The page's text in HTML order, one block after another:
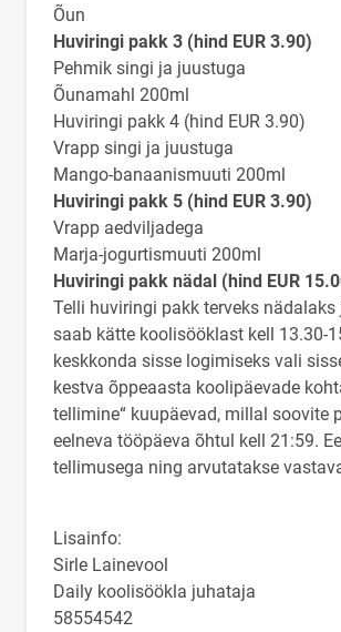
Õun
Huviringi pakk 3 (hind EUR 3.90)
Pehmik singi ja juustuga
Õunamahl 200ml
Huviringi pakk 4 (hind EUR 3.90)
Vrapp singi ja juustuga
Mango-banaanismuuti 200ml
Huviringi pakk 5 (hind EUR 3.90)
Vrapp aedviljadega
Marja-jogurtismuuti 200ml
Huviringi pakk nädal (hind EUR
Telli huviringi pakk terveks
saab kätte koolisööklast kell 13.30-
keskkonda sisse logimiseks vali
kestva õppeaasta koolipäevade
tellimine“ kuupäevad, millal soovite
eelneva tööpäeva õhtul kell 21:59.
tellimusega ning arvutatakse
Lisainfo:
Sirle Lainevool
Daily koolisöökla juhataja
58554542